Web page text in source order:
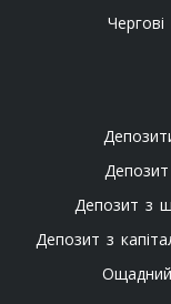
Чергові
Депозит з
Депозит з
Ощадний